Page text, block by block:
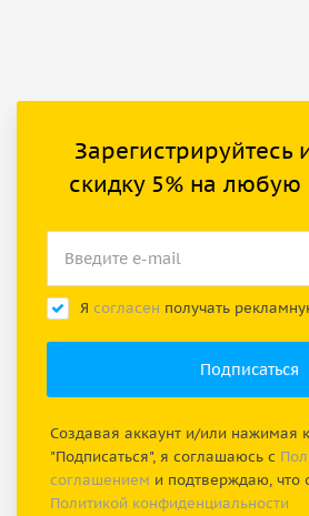
Зарегистрируйтесь
скидку 5% на любую
Я согласен получать
Создавая аккаунт и/или нажимая
"Подписаться", я соглашаюсь с
соглашением и подтверждаю, что
Политикой конфиденциальности